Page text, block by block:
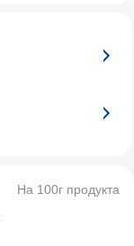
На 100г продукта